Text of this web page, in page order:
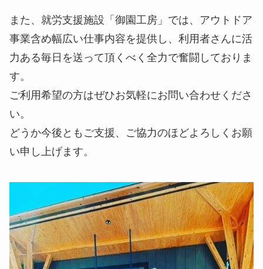
また、就労支援施設「御園工房」では、アウトドア
事業含め幅広い仕事内容を提供し、利用者さんに活
力ある毎日を送って頂くべく全力で奮闘しておりま
す。
ご利用希望の方はぜひお気軽にお問い合わせくださ
い。
どうか今後ともご支援、ご協力のほどよろしくお願
い申し上げます。